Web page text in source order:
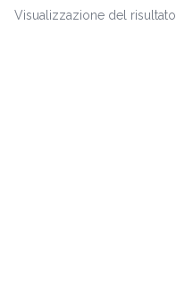
Visualizzazione del risultato